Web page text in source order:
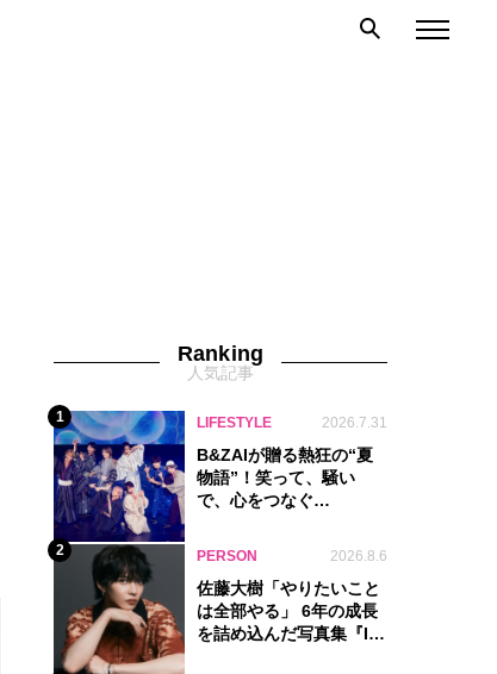
Ranking
人気記事
1 LIFESTYLE 2026.7.31
B&ZAIが贈る熱狂の“夏
物語”！笑って、騒い
で、心をつなぐ
2 PERSON 2026.8.6
佐藤大樹「やりたいこと
は全部やる」 6年の成長
を詰め込んだ写真集『In